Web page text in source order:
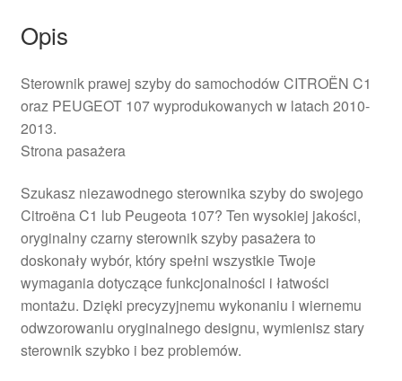
Opis
Sterownik prawej szyby do samochodów CITROËN C1
oraz PEUGEOT 107 wyprodukowanych w latach 2010-
2013.
Strona pasażera
Szukasz niezawodnego sterownika szyby do swojego
Citroëna C1 lub Peugeota 107? Ten wysokiej jakości,
oryginalny czarny sterownik szyby pasażera to
doskonały wybór, który spełni wszystkie Twoje
wymagania dotyczące funkcjonalności i łatwości
montażu. Dzięki precyzyjnemu wykonaniu i wiernemu
odwzorowaniu oryginalnego designu, wymienisz stary
sterownik szybko i bez problemów.